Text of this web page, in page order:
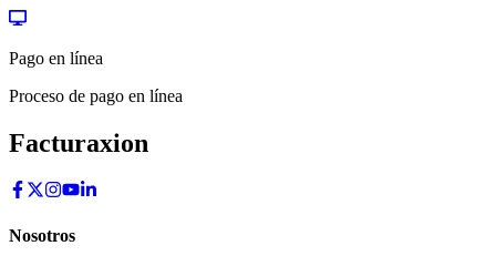
Pago en línea
Proceso de pago en línea
Facturaxion
Nosotros